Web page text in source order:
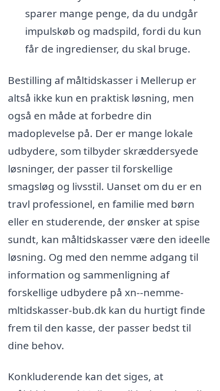
sparer mange penge, da du undgår
impulskøb og madspild, fordi du kun
får de ingredienser, du skal bruge.
Bestilling af måltidskasser i Mellerup er
altså ikke kun en praktisk løsning, men
også en måde at forbedre din
madoplevelse på. Der er mange lokale
udbydere, som tilbyder skræddersyede
løsninger, der passer til forskellige
smagsløg og livsstil. Uanset om du er en
travl professionel, en familie med børn
eller en studerende, der ønsker at spise
sundt, kan måltidskasser være den ideelle
løsning. Og med den nemme adgang til
information og sammenligning af
forskellige udbydere på xn--nemme-
mltidskasser-bub.dk kan du hurtigt finde
frem til den kasse, der passer bedst til
dine behov.
Konkluderende kan det siges, at